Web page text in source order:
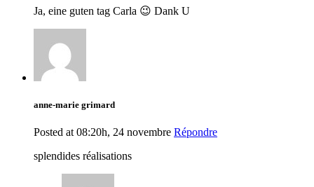
Ja, eine guten tag Carla 😉 Dank U
anne-marie grimard
Posted at 08:20h, 24 novembre Répondre
splendides réalisations